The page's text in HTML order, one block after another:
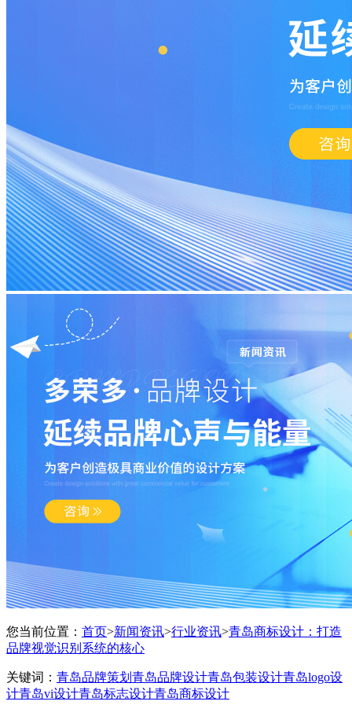
您当前位置： 首页>新闻资讯>行业资讯>青岛商标设计：打造
品牌视觉识别系统的核心
关键词： 青岛品牌策划 青岛品牌设计青岛包装设计青岛logo设
计青岛vi设计青岛标志设计青岛商标设计